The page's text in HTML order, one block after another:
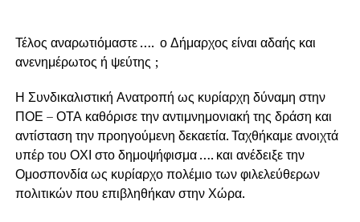
Τέλος αναρωτιόμαστε …. ο Δήμαρχος είναι αδαής και
ανενημέρωτος ή ψεύτης ;
Η Συνδικαλιστική Ανατροπή ως κυρίαρχη δύναμη στην
ΠΟΕ – ΟΤΑ καθόρισε την αντιμνημονιακή της δράση και
αντίσταση την προηγούμενη δεκαετία. Ταχθήκαμε ανοιχτά
υπέρ του ΟΧΙ στο δημοψήφισμα …. και ανέδειξε την
Ομοσπονδία ως κυρίαρχο πολέμιο των φιλελεύθερων
πολιτικών που επιβληθήκαν στην Χώρα.